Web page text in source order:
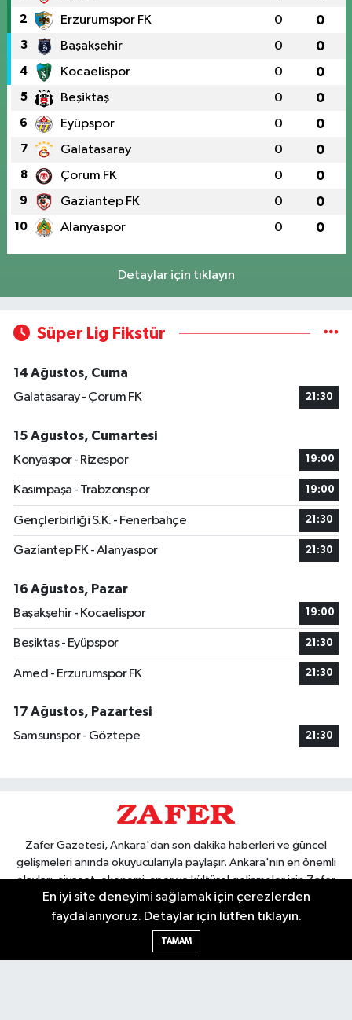
2 Erzurumspor FK 0 0
3 Başakşehir 0 0
4 Kocaelispor 0 0
5 Beşiktaş 0 0
6 Eyüpspor 0 0
7 Galatasaray 0 0
8 Çorum FK 0 0
9 Gaziantep FK 0 0
10 Alanyaspor 0 0
Detaylar için tıklayın
Süper Lig Fikstür
14 Ağustos, Cuma
Galatasaray - Çorum FK
21:30
15 Ağustos, Cumartesi
Konyaspor - Rizespor
19:00
Kasımpaşa - Trabzonspor 19:00
Gençlerbirliği S.K. - Fenerbahçe 21:30
Gaziantep FK - Alanyaspor 21:30
16 Ağustos, Pazar
Başakşehir - Kocaelispor
19:00
Beşiktaş - Eyüpspor 21:30
Amed - Erzurumspor FK 21:30
17 Ağustos, Pazartesi
Samsunspor - Göztepe
21:30
Zafer Gazetesi, Ankara'dan son dakika haberleri ve güncel
gelişmeleri anında okuyucularıyla paylaşır. Ankara'nın en önemli
olayları, siyaset, ekonomi, spor ve kültürel gelişmeler için Zafer
Gazetesi'ni takip edin. Başkentin güvendiği haber kaynağı.
En iyi site deneyimi sağlamak için çerezlerden
faydalanıyoruz. Detaylar için lütfen tıklayın.
TAMAM